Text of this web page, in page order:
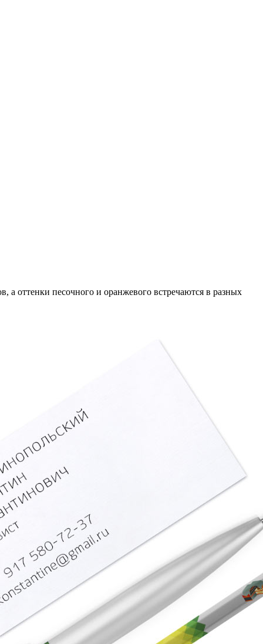
оттенки песочного и оранжевого встречаются в разных